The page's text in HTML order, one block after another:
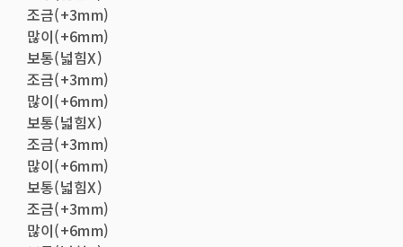
조금(+3mm)
많이(+6mm)
보통(넓힘X)
조금(+3mm)
많이(+6mm)
보통(넓힘X)
조금(+3mm)
많이(+6mm)
보통(넓힘X)
조금(+3mm)
많이(+6mm)